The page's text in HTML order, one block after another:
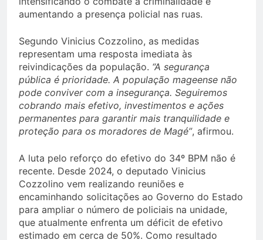
aumentando a presença policial nas ruas.
Segundo Vinicius Cozzolino, as medidas
representam uma resposta imediata às
reivindicações da população. “A segurança
pública é prioridade. A população mageense não
pode conviver com a insegurança. Seguiremos
cobrando mais efetivo, investimentos e ações
permanentes para garantir mais tranquilidade e
proteção para os moradores de Magé”, afirmou.
A luta pelo reforço do efetivo do 34º BPM não é
recente. Desde 2024, o deputado Vinicius
Cozzolino vem realizando reuniões e
encaminhando solicitações ao Governo do Estado
para ampliar o número de policiais na unidade,
que atualmente enfrenta um déficit de efetivo
estimado em cerca de 50%. Como resultado